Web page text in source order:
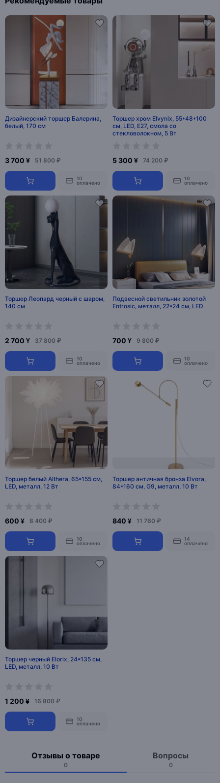
Дизайнерский торшер Балерина,
белый, 170 см
3 700 ¥ 51 800 ₽
10
оплачено
Торшер хром Elvynix, 55*48*100
см, LED, E27, смола со
стекловолокном, 5 Вт
5 300 ¥ 74 200 ₽
10
оплачено
Торшер Леопард черный с шаром,
140 см
2 700 ¥ 37 800 ₽
10
оплачено
Подвесной светильник золотой
Entrosic, металл, 22*24 см, LED
700 ¥ 9 800 ₽
10
оплачено
Торшер белый Althera, 65*155 см,
LED, металл, 12 Вт
600 ¥ 8 400 ₽
10
оплачено
Торшер античная бронза Elvora,
84*160 см, G9, металл, 10 Вт
840 ¥ 11 760 ₽
14
оплачено
Торшер черный Elorix, 24*135 см,
LED, металл, 10 Вт
1 200 ¥ 16 800 ₽
10
оплачено
Отзывы о товаре
0
Вопросы
0